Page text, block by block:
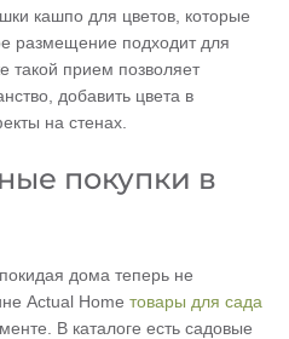
кашпо для цветов, которые
размещение подходит для
такой прием позволяет
добавить цвета в
на стенах.
покупки в
дома теперь не
Actual Home товары для сада
В каталоге есть садовые